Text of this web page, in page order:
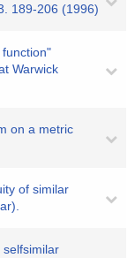
189-206 (1996)
Warwick
on a metric
of similar
selfsimilar